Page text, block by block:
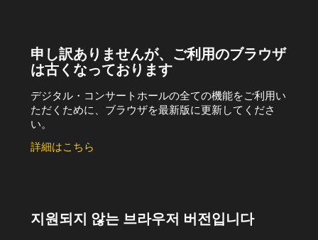
申し訳ありませんが、ご利用のブラウザ
は古くなっております
デジタル・コンサートホールの全ての機能をご利用い
ただくために、ブラウザを最新版に更新してくださ
い。
詳細はこちら
지원되지 않는 브라우저 버전입니다